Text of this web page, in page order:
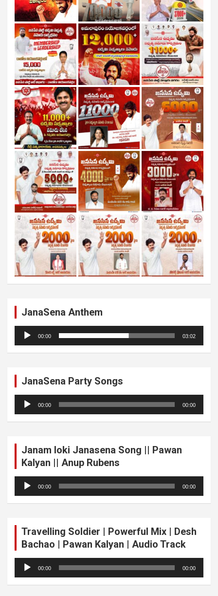
JanaSena Anthem
Audio
Player
00:00 03:02
JanaSena Party Songs
Audio
Player
00:00 00:00
Janam loki Janasena Song || Pawan
Kalyan || Anup Rubens
Audio
Player
00:00 00:00
Travelling Soldier | Powerful Mix | Desh
Bachao | Pawan Kalyan | Audio Track
Audio
Player
00:00 00:00